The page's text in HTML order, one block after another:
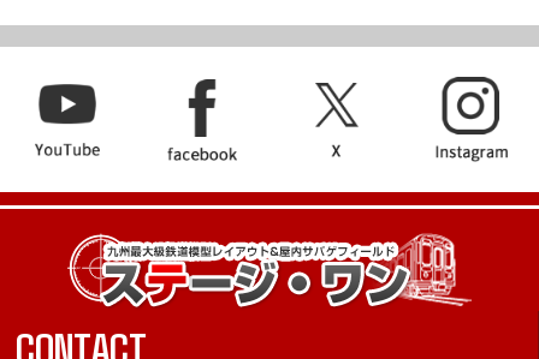
CONTACT